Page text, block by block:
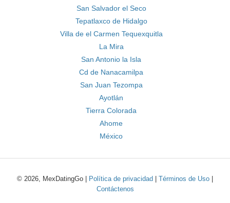
San Salvador el Seco
Tepatlaxco de Hidalgo
Villa de el Carmen Tequexquitla
La Mira
San Antonio la Isla
Cd de Nanacamilpa
San Juan Tezompa
Ayotlán
Tierra Colorada
Ahome
México
© 2026, MexDatingGo | Política de privacidad Términos de Uso
Contáctenos